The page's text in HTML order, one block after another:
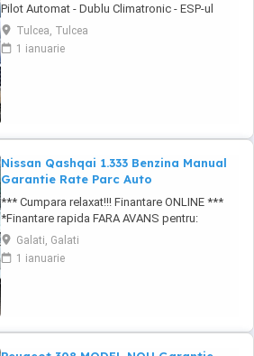
Pilot Automat - Dublu Climatronic - ESP-ul
decuplabil - Sistem Start-Stop - Full Privacy
Glass - Geamuri electrice - Oglinzile electrice -
Airbaguri frontale - Airbaguri laterale - Senzori
Tulcea, Tulcea
1 ianuarie
Nissan Qashqai 1.333 Benzina Manual
Garantie Rate Parc Auto
*** Cumpara relaxat!!! Finantare ONLINE ***
*Finantare rapida FARA AVANS pentru:
Persoane fizice Juridice Pfa Întreprinderi
individuale. *Posibilitate de inchidere
anticipata a creditului fara costuri
Galati, Galati
1 ianuarie